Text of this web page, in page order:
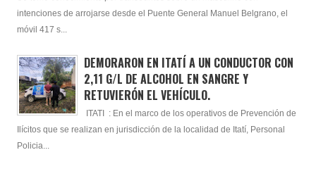
intenciones de arrojarse desde el Puente General Manuel Belgrano, el
móvil 417 s...
DEMORARON EN ITATÍ A UN CONDUCTOR CON
2,11 G/L DE ALCOHOL EN SANGRE Y
RETUVIERÓN EL VEHÍCULO.
ITATI : En el marco de los operativos de Prevención de
Ilícitos que se realizan en jurisdicción de la localidad de Itatí, Personal
Policia...